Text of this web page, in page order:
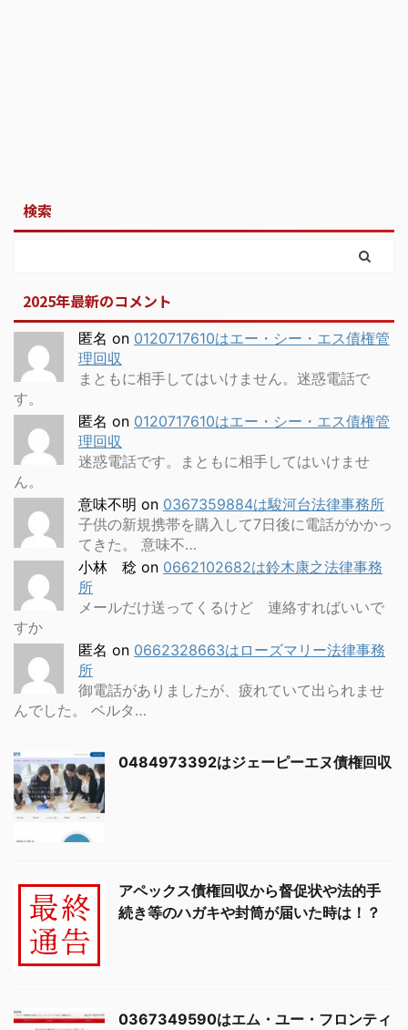
検索
2025年最新のコメント
匿名 on 0120717610はエー・シー・エス債権管
理回収
まともに相手してはいけません。迷惑電話で
す。
匿名 on 0120717610はエー・シー・エス債権管
理回収
迷惑電話です。まともに相手してはいけませ
ん。
意味不明 on 0367359884は駿河台法律事務所
子供の新規携帯を購入して7日後に電話がかかっ
てきた。 意味不…
小林 稔 on 0662102682は鈴木康之法律事務
所
メールだけ送ってくるけど 連絡すればいいで
すか
匿名 on 0662328663はローズマリー法律事務
所
御電話がありましたが、疲れていて出られませ
んでした。 ベルタ…
0484973392はジェーピーエヌ債権回収
アペックス債権回収から督促状や法的手
続き等のハガキや封筒が届いた時は！？
0367349590はエム・ユー・フロンティ